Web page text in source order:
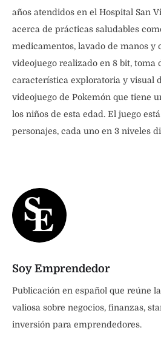
años atendidos en el Hospital San
acerca de prácticas saludables
medicamentos, lavado de manos y
videojuego realizado en 8 bit, toma
característica exploratoria y visual
videojuego de Pokemón que tiene
los niños de esta edad. El juego
personajes, cada uno en 3 niveles
Soy Emprendedor
Publicación en español que reúne
valiosa sobre negocios, finanzas,
inversión para emprendedores.